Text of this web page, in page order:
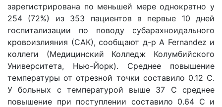
зарегистрирована по меньшей мере однократно у
254 (72%) из 353 пациентов в первые 10 дней
госпитализации по поводу субарахноидального
кровоизлияния (САК), сообщают д-р A Fernandez и
коллеги (Медицинский Колледж Колумбийского
Университета, Нью-Йорк). Среднее повышение
температуры от отрезной точки составило 0.12 С.
У больных с температурой выше 37 С среднее
повышение при поступлении составило 0.64 С и